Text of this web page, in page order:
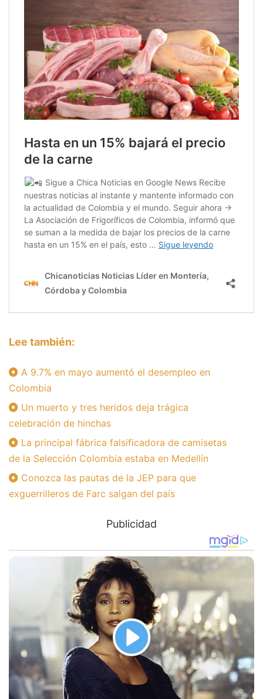
Lee también:
A 9.7% en mayo aumentó el desempleo en
Colombia
Un muerto y tres heridos deja trágica
celebración de hinchas
La principal fábrica falsificadora de camisetas
de la Selección Colombia estaba en Medellín
Conozca las pautas de la JEP para que
exguerrilleros de Farc salgan del país
Publicidad